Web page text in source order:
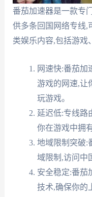
番茄加速器是一款专
供多条回国网络专线,
类娱乐内容,包括游戏
网速快:番茄加
游戏的网速,让
玩游戏。
延迟低:专线路
你在游戏中拥
地域限制突破:
域限制,访问中
安全稳定:番茄
技术,确保你的